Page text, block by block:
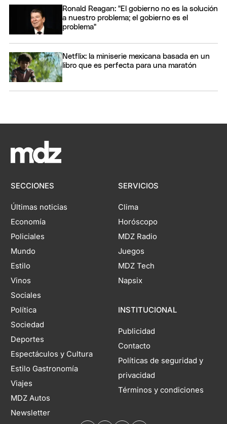
Ronald Reagan: "El gobierno no es la solución
a nuestro problema; el gobierno es el
problema"
Netflix: la miniserie mexicana basada en un
libro que es perfecta para una maratón
SECCIONES
Últimas noticias
Economía
Policiales
Mundo
Estilo
Vinos
Sociales
Política
Sociedad
Deportes
Espectáculos y Cultura
Estilo Gastronomía
Viajes
MDZ Autos
Newsletter
SERVICIOS
Clima
Horóscopo
MDZ Radio
Juegos
MDZ Tech
Napsix
INSTITUCIONAL
Publicidad
Contacto
Políticas de seguridad y
privacidad
Términos y condiciones